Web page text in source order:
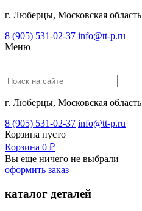
г. Люберцы, Московская область
8 (905) 531-02-37 info@tt-p.ru
Меню
г. Люберцы, Московская область
8 (905) 531-02-37 info@tt-p.ru
Корзина пусто
Корзина 0 ₽
Вы еще ничего не выбрали
оформить заказ
каталог деталей